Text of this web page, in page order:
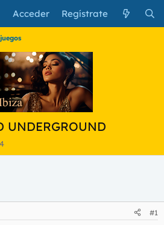
Acceder Regístrate
UNDERGROUND
#1